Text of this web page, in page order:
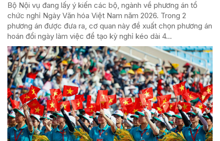
Bộ Nội vụ đang lấy ý kiến các bộ, ngành về phương án tổ
chức nghỉ Ngày Văn hóa Việt Nam năm 2026. Trong 2
phương án được đưa ra, cơ quan này đề xuất chọn phương án
hoán đổi ngày làm việc để tạo kỳ nghỉ kéo dài 4...